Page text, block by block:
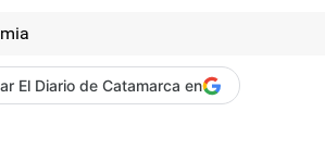
El Diario de Catamarca en